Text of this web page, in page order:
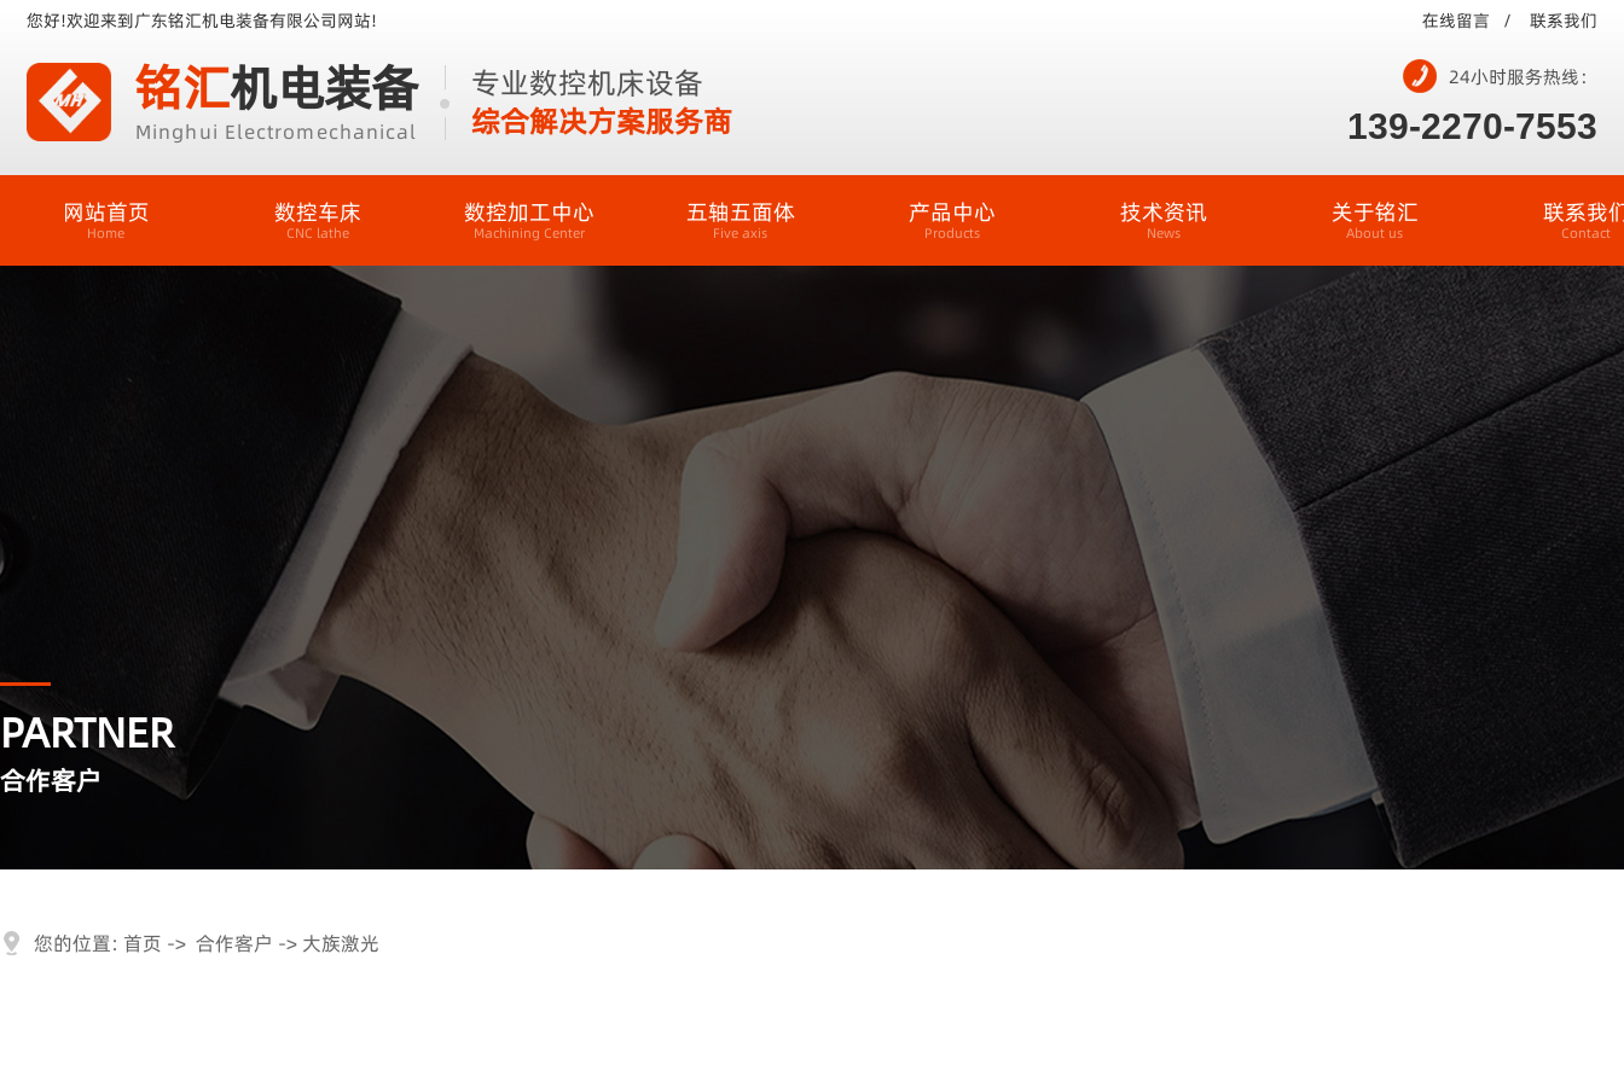
您好!欢迎来到广东铭汇机电装备有限公司网站! 在线留言 / 联系我们
铭汇机电装备
Minghui Electromechanical
专业数控机床设备
综合解决方案服务商
24小时服务热线：
139-2270-7553
网站首页
Home
数控车床
CNC lathe
数控加工中心
Machining Center
五轴五面体
Five axis
产品中心
Products
技术资讯
News
关于铭汇
About us
联系我
Contact
PARTNER
合作客户
您的位置: 首页 -> 合作客户 -> 大族激光